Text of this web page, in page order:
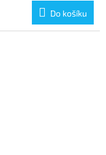
Do košíku